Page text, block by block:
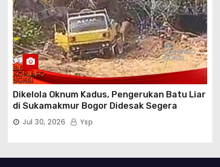
Dikelola Oknum Kadus, Pengerukan Batu Liar
di Sukamakmur Bogor Didesak Segera
Ditindak Hukum
Jul 30, 2026 Ysp